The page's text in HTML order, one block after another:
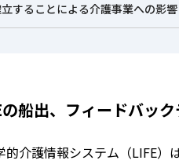
することによる介護事業への影響
船出、フィードバッ
介護情報システム（LIFE）